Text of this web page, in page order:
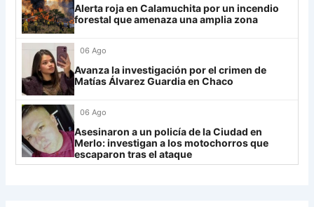
Grupo H
IDV
Rosario Central
UCV FC
Libertad
Alerta roja en Calamuchita por un incendio
forestal que amenaza una amplia zona
06 Ago
Avanza la investigación por el crimen de
Matías Álvarez Guardia en Chaco
06 Ago
Asesinaron a un policía de la Ciudad en
Merlo: investigan a los motochorros que
escaparon tras el ataque